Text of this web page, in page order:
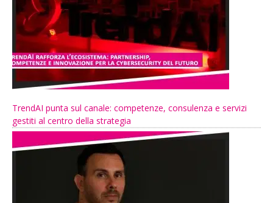
TrendAI punta sul canale: competenze, consulenza e servizi
gestiti al centro della strategia